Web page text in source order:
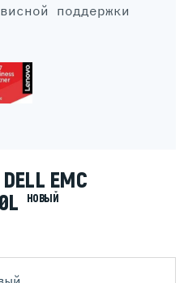
поддержки
EMC
НОВЫЙ